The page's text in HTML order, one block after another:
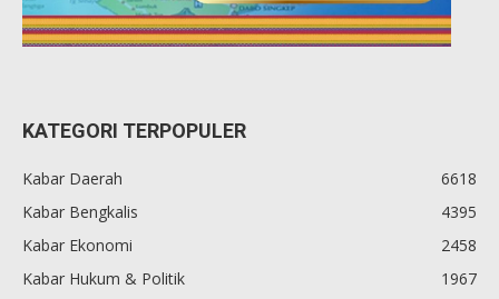
KATEGORI TERPOPULER
Kabar Daerah
6618
Kabar Bengkalis
4395
Kabar Ekonomi
2458
Kabar Hukum & Politik
1967